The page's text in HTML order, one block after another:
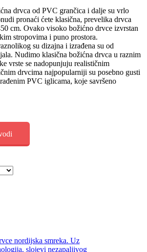
drvca od PVC grančica i dalje su vrlo
pronaći ćete klasična, prevelika drvca
cm. Ovako visoko božićno drvce izvrstan
stropovima i puno prostora.
su dizajna i izrađena su od
Nudimo klasična božićna drvca u raznim
vrste se nadopunjuju realističnim
drvcima najpopularniji su posebno gusti
PVC iglicama, koje savršeno